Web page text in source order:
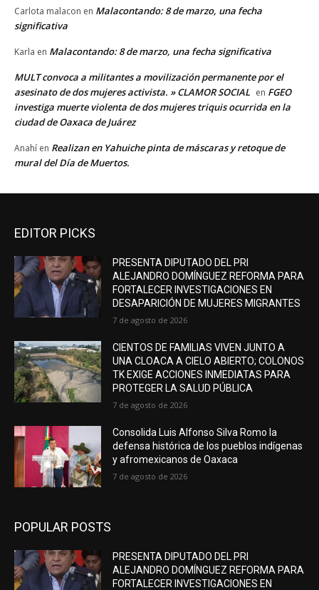
Carlota malacon en Malacontando: 8 de marzo, una fecha
significativa
Karla en Malacontando: 8 de marzo, una fecha significativa
MULT convoca a militantes a movilización permanente por el
asesinato de dos mujeres activista. » CLAMOR SOCIAL en FGEO
investiga muerte violenta de dos mujeres triquis ocurrida en la
ciudad de Oaxaca de Juárez
Anahí en Realizan en Yahuiche pinta de máscaras y retoque de
mural del Día de Muertos.
EDITOR PICKS
PRESENTA DIPUTADO DEL PRI
ALEJANDRO DOMÍNGUEZ REFORMA PARA
FORTALECER INVESTIGACIONES EN
DESAPARICIÓN DE MUJERES MIGRANTES
7 de agosto de 2026
CIENTOS DE FAMILIAS VIVEN JUNTO A
UNA CLOACA A CIELO ABIERTO; COLONOS
TK EXIGE ACCIONES INMEDIATAS PARA
PROTEGER LA SALUD PÚBLICA
7 de agosto de 2026
Consolida Luis Alfonso Silva Romo la
defensa histórica de los pueblos indígenas
y afromexicanos de Oaxaca
7 de agosto de 2026
POPULAR POSTS
PRESENTA DIPUTADO DEL PRI
ALEJANDRO DOMÍNGUEZ REFORMA PARA
FORTALECER INVESTIGACIONES EN